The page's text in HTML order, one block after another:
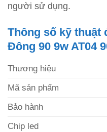
người sử dụng.
Thông số kỹ thuật
Đông 90 9w AT04
Thương hiệu
Mã sản phẩm
Bảo hành
Chip led